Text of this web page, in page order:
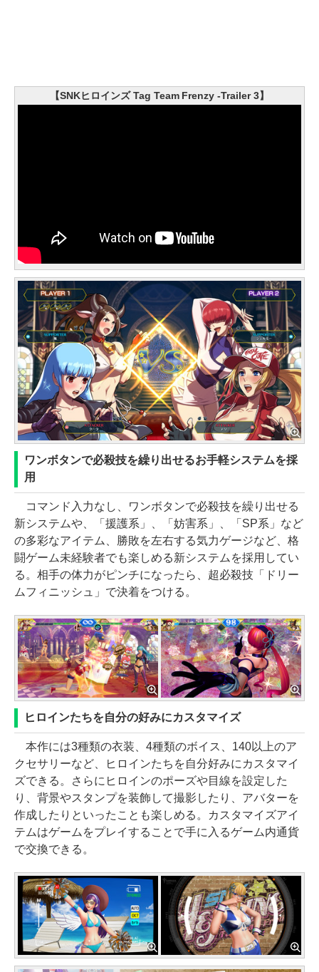
【SNKヒロインズ Tag Team Frenzy -Trailer 3】
ワンボタンで必殺技を繰り出せるお手軽システムを採
用
コマンド入力なし、ワンボタンで必殺技を繰り出せる
新システムや、「援護系」、「妨害系」、「SP系」など
の多彩なアイテム、勝敗を左右する気力ゲージなど、格
闘ゲーム未経験者でも楽しめる新システムを採用してい
る。相手の体力がピンチになったら、超必殺技「ドリー
ムフィニッシュ」で決着をつける。
ヒロインたちを自分の好みにカスタマイズ
本作には3種類の衣装、4種類のボイス、140以上のア
クセサリーなど、ヒロインたちを自分好みにカスタマイ
ズできる。さらにヒロインのポーズや目線を設定した
り、背景やスタンプを装飾して撮影したり、アバターを
作成したりといったことも楽しめる。カスタマイズアイ
テムはゲームをプレイすることで手に入るゲーム内通貨
で交換できる。